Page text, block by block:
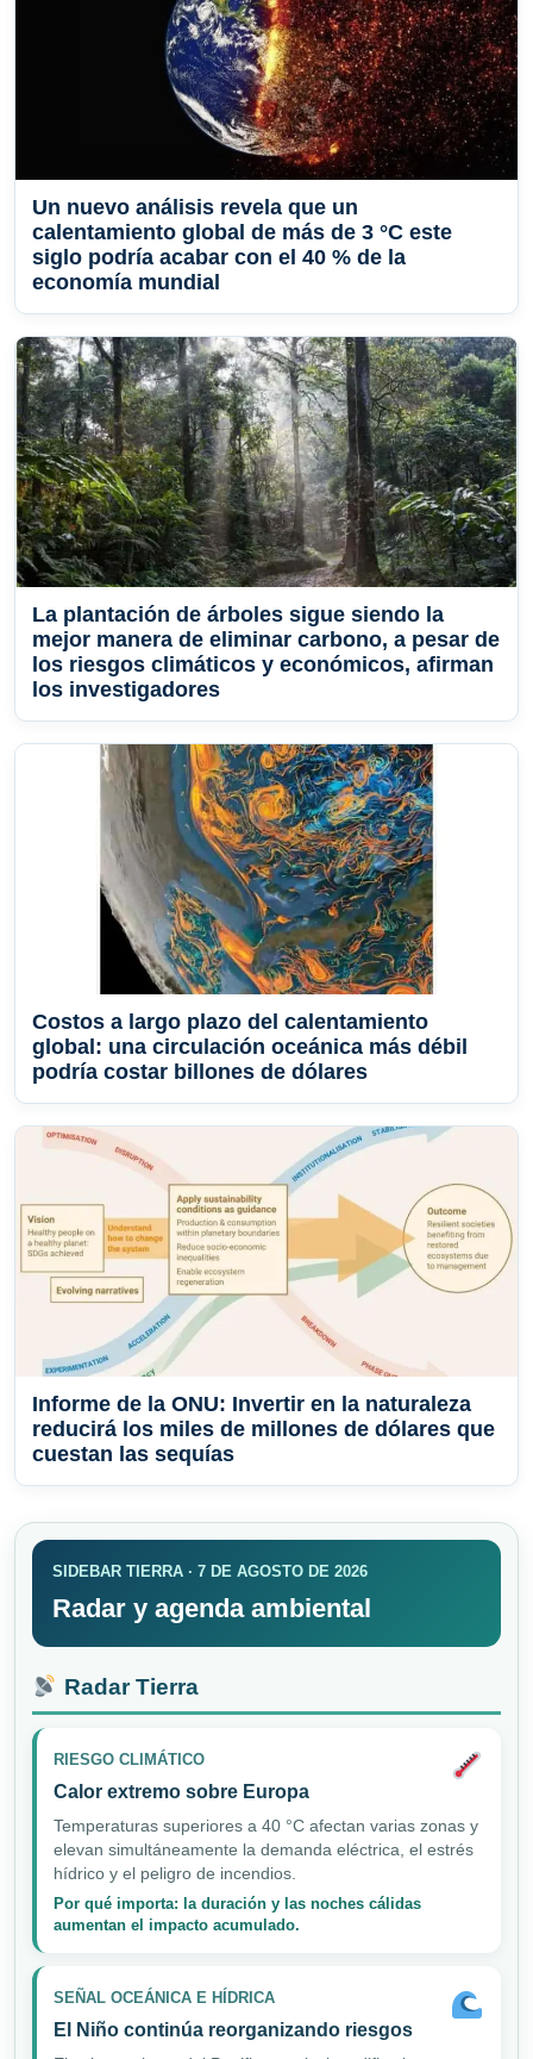
Un nuevo análisis revela que un
calentamiento global de más de 3 °C este
siglo podría acabar con el 40 % de la
economía mundial
La plantación de árboles sigue siendo la
mejor manera de eliminar carbono, a pesar de
los riesgos climáticos y económicos, afirman
los investigadores
Costos a largo plazo del calentamiento
global: una circulación oceánica más débil
podría costar billones de dólares
Informe de la ONU: Invertir en la naturaleza
reducirá los miles de millones de dólares que
cuestan las sequías
SIDEBAR TIERRA · 7 DE AGOSTO DE 2026
Radar y agenda ambiental
Radar Tierra
RIESGO CLIMÁTICO
Calor extremo sobre Europa
Temperaturas superiores a 40 °C afectan varias zonas y
elevan simultáneamente la demanda eléctrica, el estrés
hídrico y el peligro de incendios.
Por qué importa: la duración y las noches cálidas
aumentan el impacto acumulado.
SEÑAL OCEÁNICA E HÍDRICA
El Niño continúa reorganizando riesgos